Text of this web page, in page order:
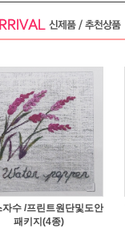
자수 /프린트원단및도안
패키지(4종)